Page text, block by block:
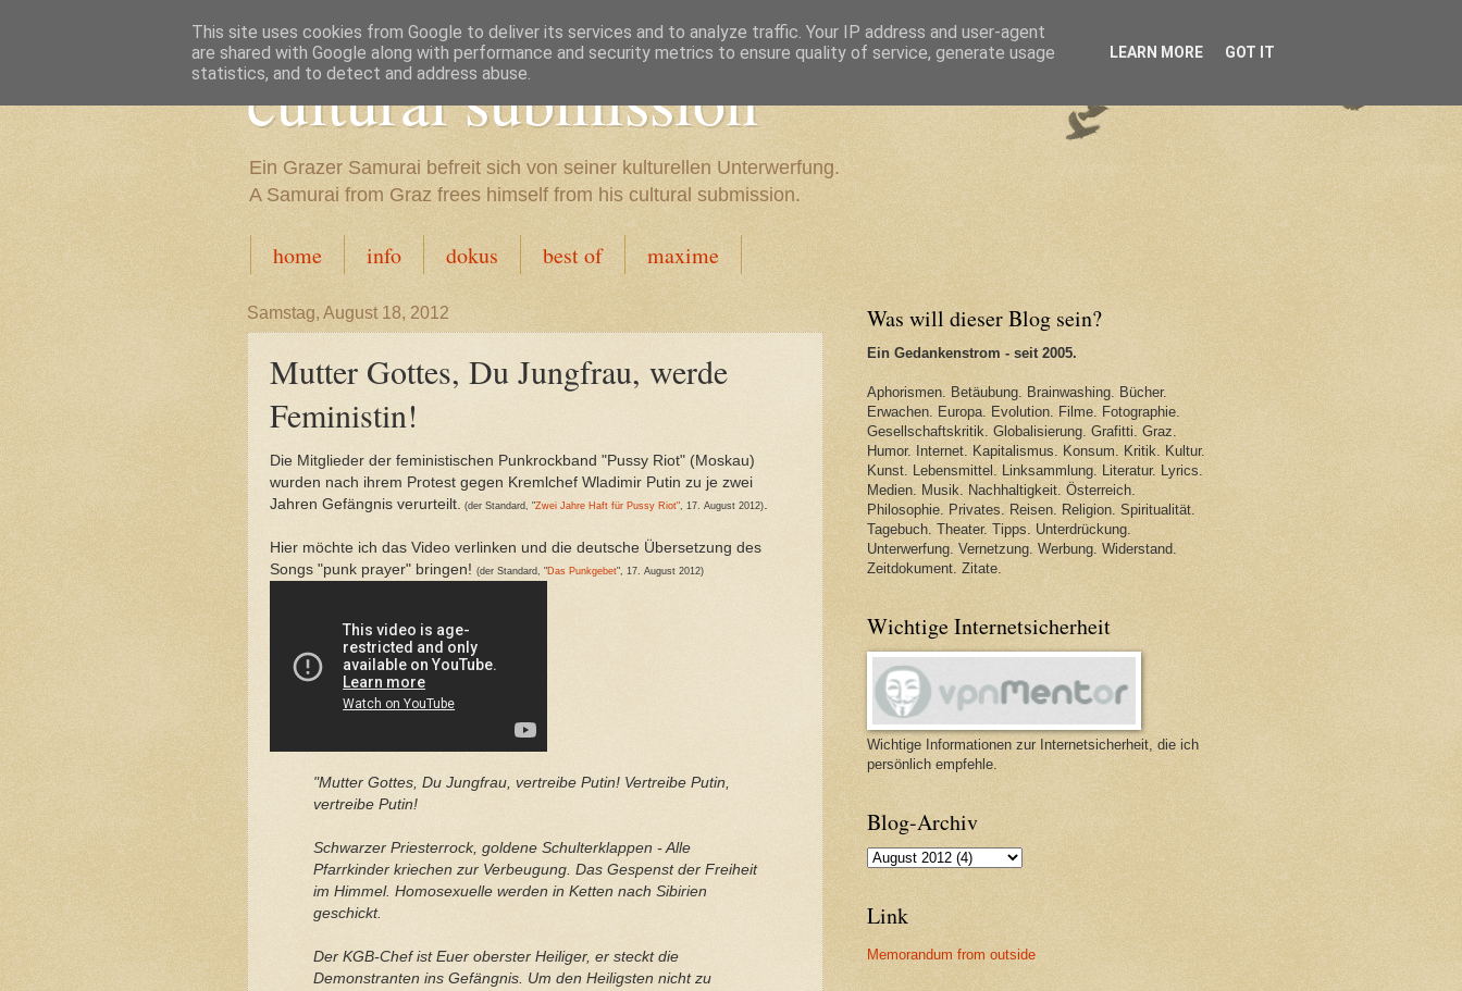
cultural submission
Ein Grazer Samurai befreit sich von seiner kulturellen Unterwerfung.
A Samurai from Graz frees himself from his cultural submission.
home info dokus best of maxime
Samstag, August 18, 2012
Mutter Gottes, Du Jungfrau, werde
Feministin!
Die Mitglieder der feministischen Punkrockband "Pussy Riot" (Moskau)
wurden nach ihrem Protest gegen Kremlchef Wladimir Putin zu je zwei
Jahren Gefängnis verurteilt.
(der Standard, "Zwei Jahre Haft für Pussy Riot" , 17. August 2012)
Hier möchte ich das Video verlinken und die deutsche Übersetzung des
Songs "punk prayer" bringen! (der Standard, "Das Punkgebet", 17. August 2012)
"Mutter Gottes, Du Jungfrau, vertreibe Putin! Vertreibe Putin,
vertreibe Putin!
Schwarzer Priesterrock, goldene Schulterklappen - Alle
Pfarrkinder kriechen zur Verbeugung. Das Gespenst der Freiheit
im Himmel. Homosexuelle werden in Ketten nach Sibirien
geschickt.
Der KGB-Chef ist Euer oberster Heiliger, er steckt die
Demonstranten ins Gefängnis. Um den Heiligsten nicht zu
Was will dieser Blog sein?
Ein Gedankenstrom - seit 2005.
Aphorismen. Betäubung. Brainwashing. Bücher.
Erwachen. Europa. Evolution. Filme. Fotographie.
Gesellschaftskritik. Globalisierung. Grafitti. Graz.
Humor. Internet. Kapitalismus. Konsum. Kritik. Kultur.
Kunst. Lebensmittel. Linksammlung. Literatur. Lyrics.
Medien. Musik. Nachhaltigkeit. Österreich.
Philosophie. Privates. Reisen. Religion. Spiritualität.
Tagebuch. Theater. Tipps. Unterdrückung.
Unterwerfung. Vernetzung. Werbung. Widerstand.
Zeitdokument. Zitate.
Wichtige Internetsicherheit
Wichtige Informationen zur Internetsicherheit, die ich
persönlich empfehle.
Blog-Archiv
Link
Memorandum from outside
This site uses cookies from Google to deliver its services and to analyze traffic. Your IP address and user-agent
are shared with Google along with performance and security metrics to ensure quality of service, generate usage
statistics, and to detect and address abuse.
LEARN MORE GOT IT